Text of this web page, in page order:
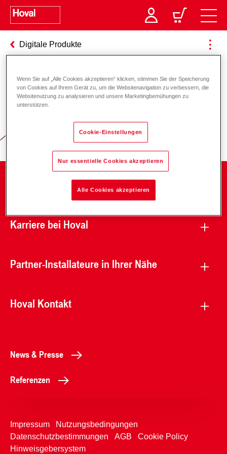
Digitale Produkte
Verantwortung für Energie und
Karriere bei Hoval
Partner-Installateure in Ihrer Nähe
Hoval Kontakt
News & Presse
Referenzen
Impressum
Nutzungsbedingungen
Datenschutzbestimmungen
AGB
Cookie Policy
Hinweisgebersystem
Wenn Sie auf „Alle Cookies akzeptieren“ klicken, stimmen Sie der Speicherung
von Cookies auf Ihrem Gerät zu, um die Websitenavigation zu verbessern, die
Websitenutzung zu analysieren und unsere Marketingbemühungen zu
unterstützen.
Cookie-Einstellungen
Nur essentielle Cookies akzeptieren
Alle Cookies akzeptieren